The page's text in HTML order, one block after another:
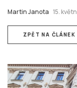
Martin Janota 15.
ZPĚT NA ČLÁNEK